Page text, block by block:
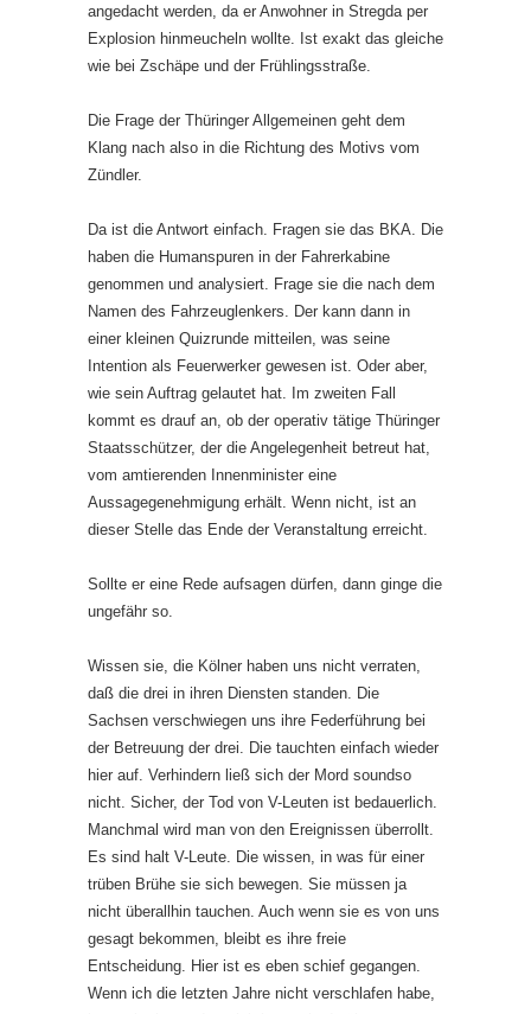
angedacht werden, da er Anwohner in Stregda per
Explosion hinmeucheln wollte. Ist exakt das gleiche
wie bei Zschäpe und der Frühlingsstraße.
Die Frage der Thüringer Allgemeinen geht dem
Klang nach also in die Richtung des Motivs vom
Zündler.
Da ist die Antwort einfach. Fragen sie das BKA. Die
haben die Humanspuren in der Fahrerkabine
genommen und analysiert. Frage sie die nach dem
Namen des Fahrzeuglenkers. Der kann dann in
einer kleinen Quizrunde mitteilen, was seine
Intention als Feuerwerker gewesen ist. Oder aber,
wie sein Auftrag gelautet hat. Im zweiten Fall
kommt es drauf an, ob der operativ tätige Thüringer
Staatsschützer, der die Angelegenheit betreut hat,
vom amtierenden Innenminister eine
Aussagegenehmigung erhält. Wenn nicht, ist an
dieser Stelle das Ende der Veranstaltung erreicht.
Sollte er eine Rede aufsagen dürfen, dann ginge die
ungefähr so.
Wissen sie, die Kölner haben uns nicht verraten,
daß die drei in ihren Diensten standen. Die
Sachsen verschwiegen uns ihre Federführung bei
der Betreuung der drei. Die tauchten einfach wieder
hier auf. Verhindern ließ sich der Mord soundso
nicht. Sicher, der Tod von V-Leuten ist bedauerlich.
Manchmal wird man von den Ereignissen überrollt.
Es sind halt V-Leute. Die wissen, in was für einer
trüben Brühe sie sich bewegen. Sie müssen ja
nicht überallhin tauchen. Auch wenn sie es von uns
gesagt bekommen, bleibt es ihre freie
Entscheidung. Hier ist es eben schief gegangen.
Wenn ich die letzten Jahre nicht verschlafen habe,